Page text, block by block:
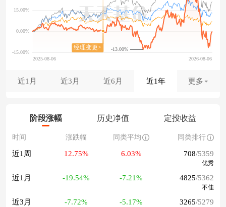
-13.00%
近1月 近3月 近6月 近1年 更多
阶段涨幅 历史净值 定投收益
时间 涨跌幅 同类平均 同类排行
近1周 12.75% 6.03% 708/5359
优秀
近1月 -19.54% -7.21% 4825/5362
不佳
近3月 -7.72% -5.17% 3265/5279